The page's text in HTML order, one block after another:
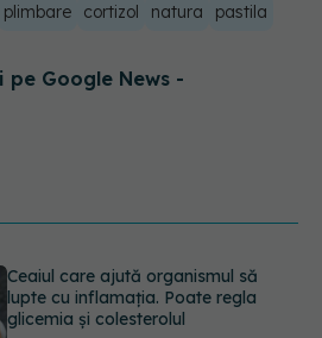
plimbare cortizol natura pastila
pe Google News -
Ce spune culoarea ta preferată
despre vârsta pe care o ai. Care
este "codul cromatic" al generațiilor